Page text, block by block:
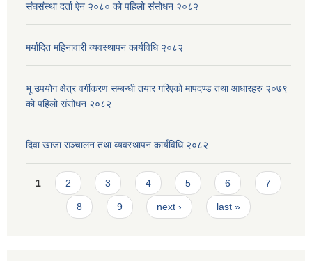
संघसंस्था दर्ता ऐन २०८० को पहिलो संसोधन २०८२
मर्यादित महिनावारी व्यवस्थापन कार्यविधि २०८२
भू उपयोग क्षेत्र वर्गीकरण सम्बन्धी तयार गरिएको मापदण्ड तथा आधारहरु २०७९
को पहिलो संसोधन २०८२
दिवा खाजा सञ्चालन तथा व्यवस्थापन कार्यविधि २०८२
Pages
1 2 3 4 5 6 7
8 9 next › last »